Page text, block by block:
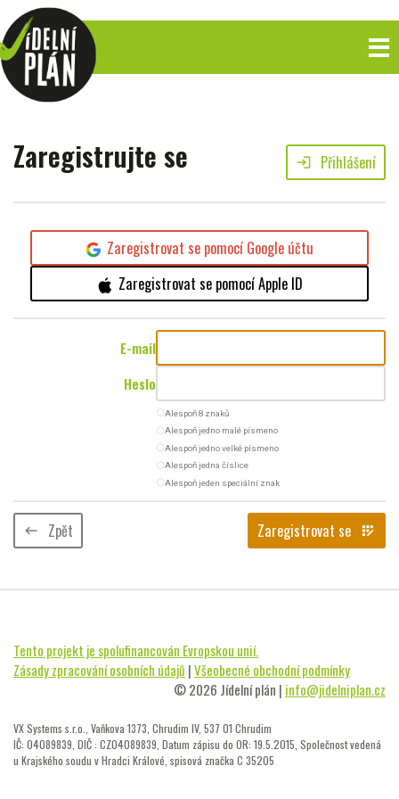
Zaregistrujte se login Přihlášení
Zaregistrovat se pomocí Google účtu
Zaregistrovat se pomocí Apple ID
E-mail
Heslo
radio_button_uncheckedAlespoň 8 znaků
radio_button_uncheckedAlespoň jedno malé písmeno
radio_button_uncheckedAlespoň jedno velké písmeno
radio_button_uncheckedAlespoň jedna číslice
radio_button_uncheckedAlespoň jeden speciální znak
keyboard_backspace Zpět Zaregistrovat se app_registration
Tento projekt je spolufinancován Evropskou unií.
Zásady zpracování osobních údajů |Všeobecné obchodní podmínky
© 2026 Jídelní plán | info@jidelniplan.cz
VX Systems s.r.o., Vaňkova 1373, Chrudim IV, 537 01 Chrudim
IČ: 04089839, DIČ : CZ04089839, Datum zápisu do OR: 19.5.2015, Společnost vedená
u Krajského soudu v Hradci Králové, spisová značka C 35205